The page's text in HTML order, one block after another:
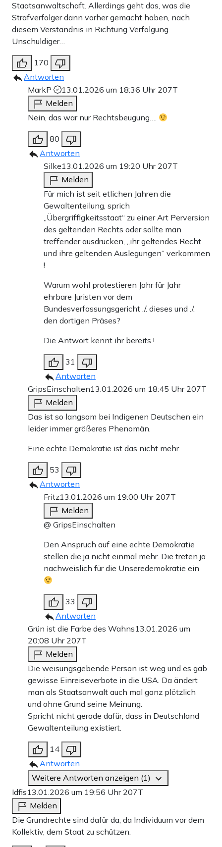
Staatsanwaltschaft. Allerdings geht das, was die
Strafverfolger dann vorher gemacht haben, nach
diesem Verständnis in Richtung Verfolgung
Unschuldiger…
170
Antworten
MarkP
13.01.2026 um 18:36 Uhr 207T
Melden
Nein, das war nur Rechtsbeugung….
80
Antworten
Silke13.01.2026 um 19:20 Uhr 207T
Melden
Für mich ist seit etlichen Jahren die
Gewaltenteilung, sprich
„Übergriffigkeitsstaat“ zu einer Art Perversion
des geltenden Rechts oder sollte man
treffender ausdrücken, „ihr geltendes Recht
und ihre geltenden Auslegungen“ verkommen
!
Warum wohl protestieren Jahr für Jahr
ehrbare Juristen vor dem
Bundesverfassungsgericht ./. dieses und ./.
den dortigen Präses?
Die Antwort kennt ihr bereits !
31
Antworten
GripsEinschalten13.01.2026 um 18:45 Uhr 207T
Melden
Das ist so langsam bei Indigenen Deutschen ein
leider immer größeres Phenomän.
Eine echte Demokratie ist das nicht mehr.
53
Antworten
Fritz13.01.2026 um 19:00 Uhr 207T
Melden
@ GripsEinschalten
Den Anspruch auf eine echte Demokratie
stellen die ja nicht einmal mehr. Die treten ja
nachweislich für die Unseredemokratie ein
33
Antworten
Grün ist die Farbe des Wahns13.01.2026 um
20:08 Uhr 207T
Melden
Die weisungsgebende Person ist weg und es gab
gewisse Einreiseverbote in die USA. Da ändert
man als Staatsanwalt auch mal ganz plötzlich
und ohne Grund seine Meinung.
Spricht nicht gerade dafür, dass in Deutschland
Gewaltenteilung existiert.
14
Antworten
Weitere Antworten anzeigen (1)
Idfis13.01.2026 um 19:56 Uhr 207T
Melden
Die Grundrechte sind dafür da, da Individuum vor dem
Kollektiv, dem Staat zu schützen.